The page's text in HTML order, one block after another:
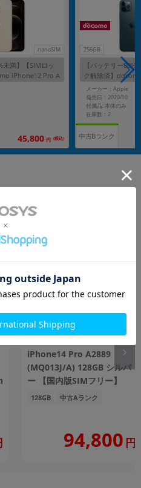
nanoSIM
未満】【SIMロッ
iPhone12 Pro A
256GB ゴールド
45,800 円 (税込)
256GB
【バッテリー80%
ク解除済】
2406 (MGMD3J/
ックブルー
メーカー：Apple
発売日：2020/10
付属品: 本体のみ
在庫数：2
中古Bランク
iPhone14 Pro A2889
(MQ013J/A) 128GB シルバ
ー 【国内版SIMフリー】
128GB 中古Aランク
94,800 円